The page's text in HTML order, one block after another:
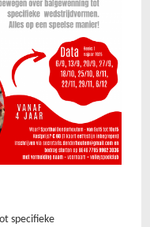
specifieke